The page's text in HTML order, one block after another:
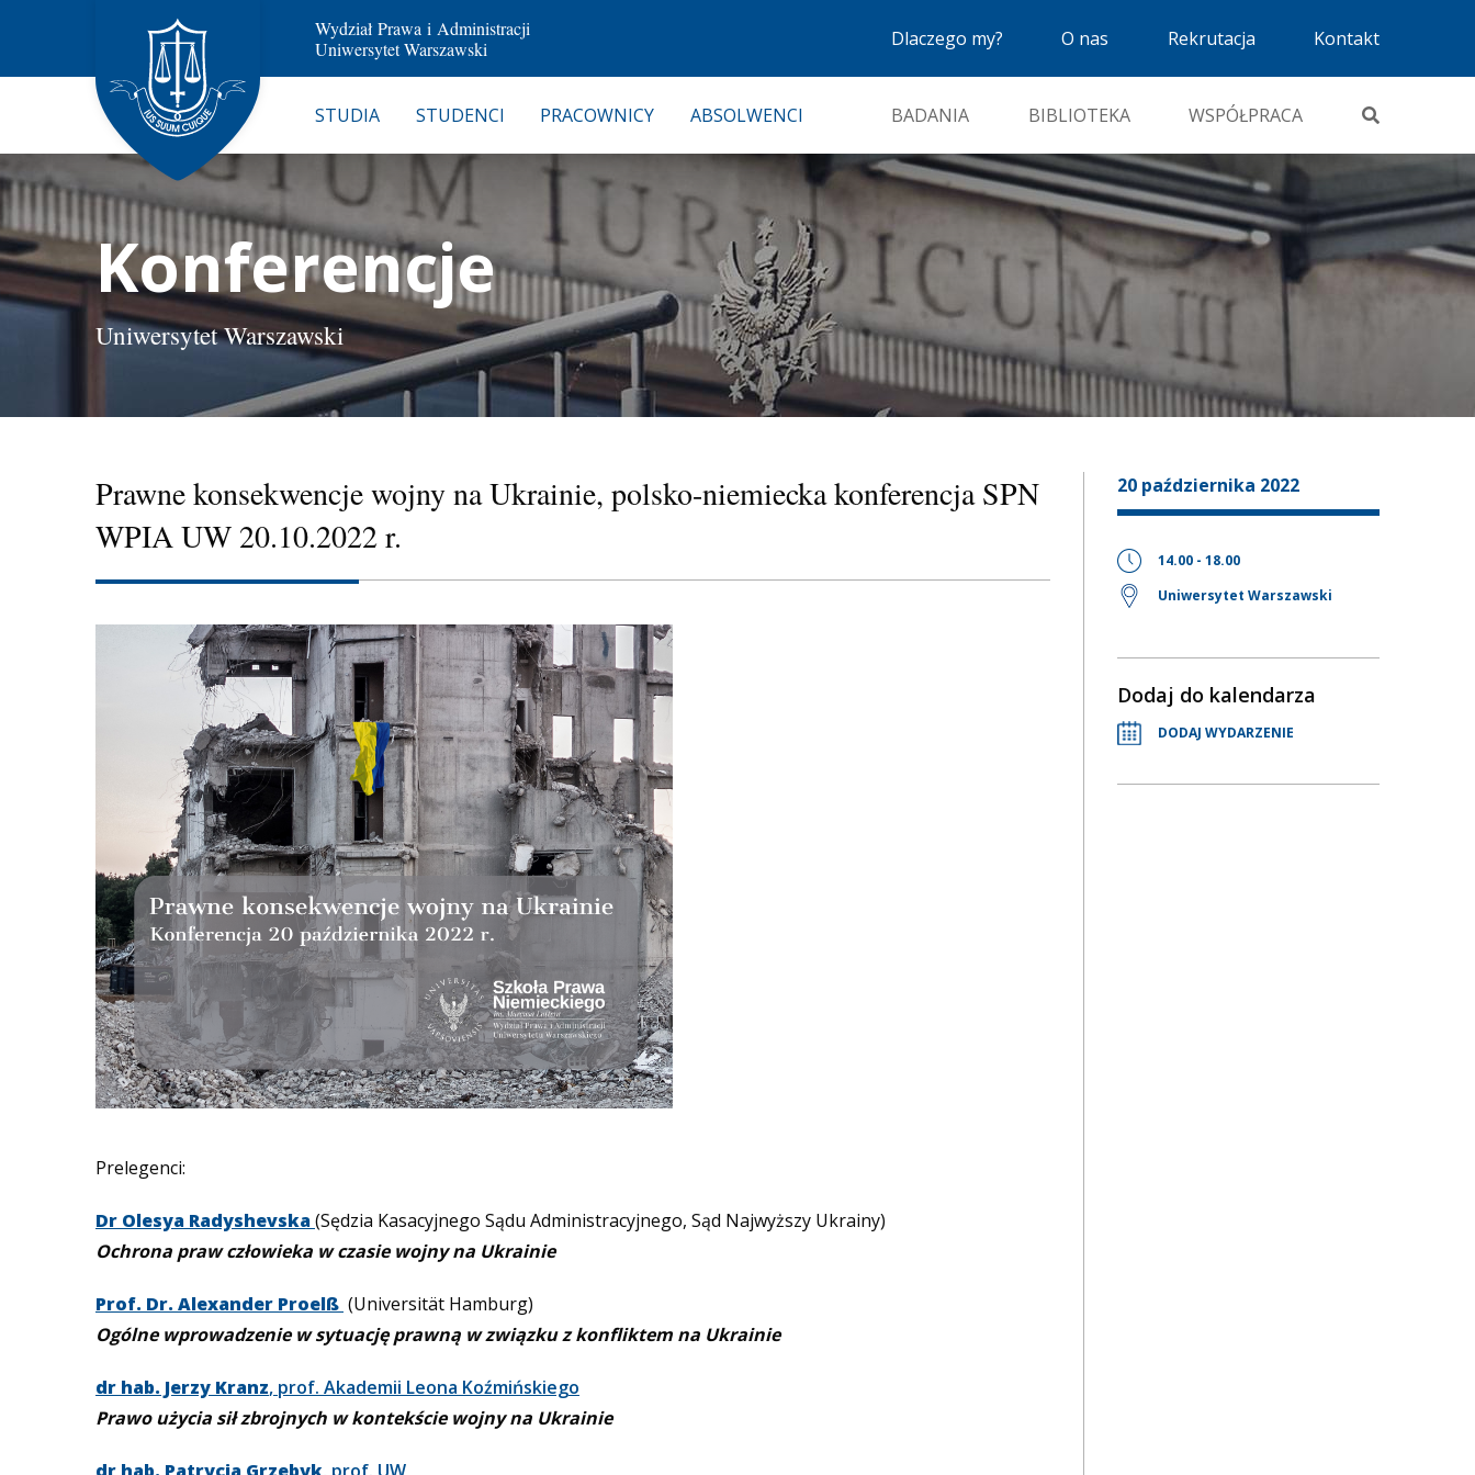
Wydział Prawa i Administracji
Uniwersytet Warszawski
Dlaczego my? O nas Rekrutacja Kontakt
STUDIA STUDENCI PRACOWNICY ABSOLWENCI BADANIA BIBLIOTEKA WSPÓŁPRACA
Konferencje
Uniwersytet Warszawski
Prawne konsekwencje wojny na Ukrainie, polsko-niemiecka konferencja SPN
WPIA UW 20.10.2022 r.
Prelegenci:
Dr Olesya Radyshevska(Sędzia Kasacyjnego Sądu Administracyjnego, Sąd Najwyższy Ukrainy)
Ochrona praw człowieka w czasie wojny na Ukrainie
Prof. Dr. Alexander Proelß (Universität Hamburg)
Ogólne wprowadzenie w sytuację prawną w związku z konfliktem na Ukrainie
dr hab. Jerzy Kranz, prof. Akademii Leona Koźmińskiego
Prawo użycia sił zbrojnych w kontekście wojny na Ukrainie
20 października 2022
14.00 - 18.00
Uniwersytet Warszawski
Dodaj do kalendarza
DODAJ WYDARZENIE